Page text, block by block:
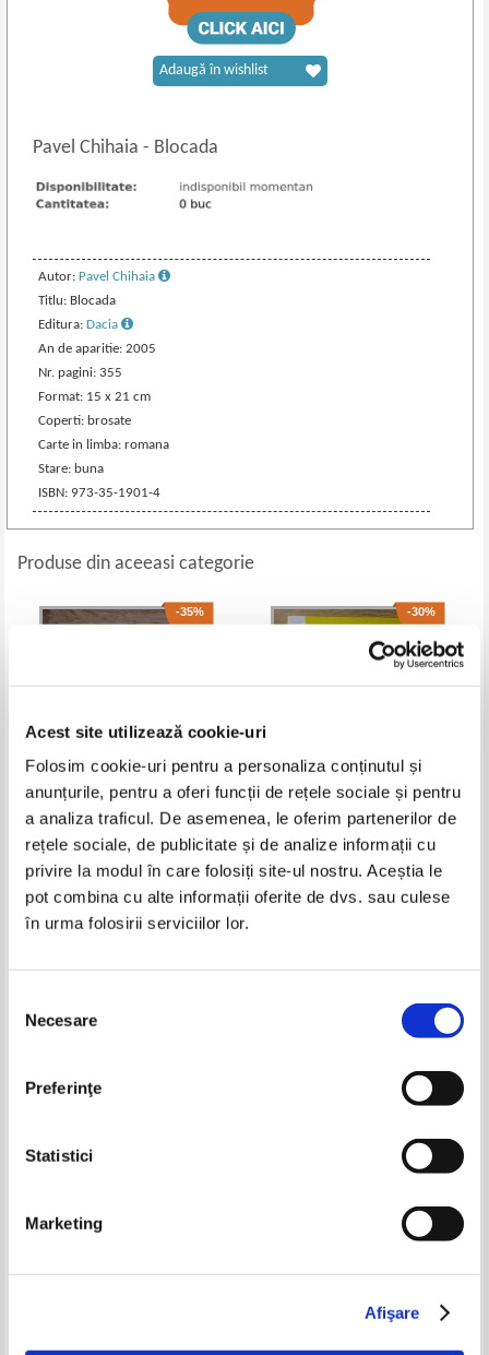
Acest site utilizează cookie-uri
Folosim cookie-uri pentru a personaliza conținutul și
anunțurile, pentru a oferi funcții de rețele sociale și pentru
a analiza traficul. De asemenea, le oferim partenerilor de
rețele sociale, de publicitate și de analize informații cu
privire la modul în care folosiți site-ul nostru. Aceștia le
pot combina cu alte informații oferite de dvs. sau culese
în urma folosirii serviciilor lor.
consimțământului
Necesare
Preferinţe
Statistici
Marketing
Afişare
Pavel Chihaia- Blocada
Autor: Pavel Chihaia
Titlu: Blocada
Editura:Dacia
An de aparitie: 2005
Nr. pagini: 355
Format: 15 x 21 cm
Coperti: brosate
Carte in limba: romana
Stare: buna
ISBN: 973-35-1901-4
Adaugă în wishlist
Produse din aceeasi categorie
-35%
Ioan Slavici - Opere (2 volume)
-30%
Mimi Gramnea - Exerseaza
compunerile pentru nota 10
peste ani, ani peste cuvinte. Un
Adaugă în coș
Ion Luca Caragiale - Opere.
Momente si schite (volumul 2)
Adaugă în coș